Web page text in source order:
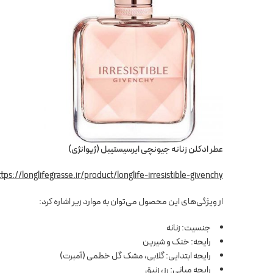
عطر ادکلن زنانه جیونچی ایرسیستیبل (ژیوانژی)
longlifegrasse.ir/product/longlife-irresistible-givenchy/
از ویژگی‌های این محصول می‌توان به موارد زیر اشاره کرد:
جنسیت: زنانه
رایحه: خنک و شیرین
رایحه ابتدایی: گلابی، مشک گل خطمی (آمبرت)
رایحه میانی: رز، زنبق